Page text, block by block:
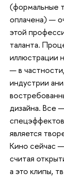
(формальные
оплачена) —
этой
таланта.
иллюстрации
— в
индустрии
дизайна. Все
является
Кино сейчас
считая
а это клипы,